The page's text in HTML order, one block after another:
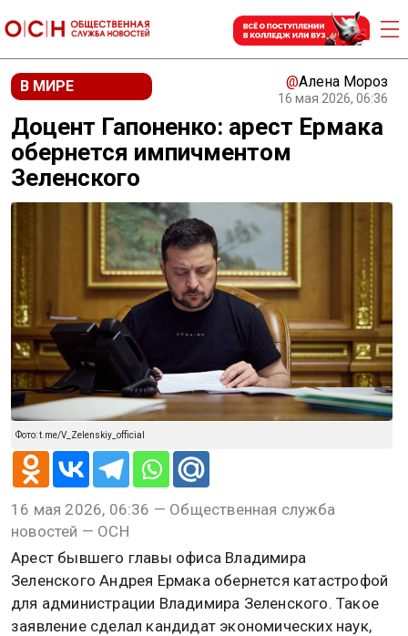
В МИРЕ @Алена Мороз
16 мая 2026, 06:36
Доцент Гапоненко: арест Ермака
обернется импичментом
Зеленского
Фото: t.me/V_Zelenskiy_official
16 мая 2026, 06:36 — Общественная служба
новостей — ОСН
Арест бывшего главы офиса Владимира
Зеленского Андрея Ермака обернется катастрофой
для администрации Владимира Зеленского. Такое
заявление сделал кандидат экономических наук,